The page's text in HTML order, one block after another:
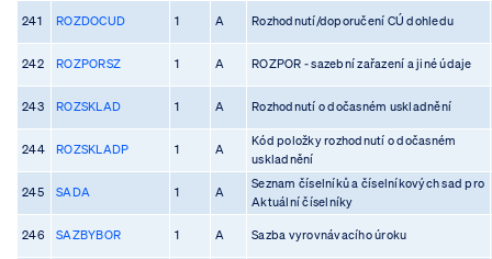
241 ROZDOCUD 1 A Rozhodnutí/doporučení CÚ dohledu
242 ROZPORSZ 1 A ROZPOR - sazební zařazení a jiné údaje
243 ROZSKLAD 1 A Rozhodnutí o dočasném uskladnění
244 ROZSKLADP 1 A
Kód položky rozhodnutí o dočasném
uskladnění
245 SADA 1 A
Seznam číselníků a číselníkových sad pro
Aktuální číselníky
246 SAZBYBOR 1 A Sazba vyrovnávacího úroku